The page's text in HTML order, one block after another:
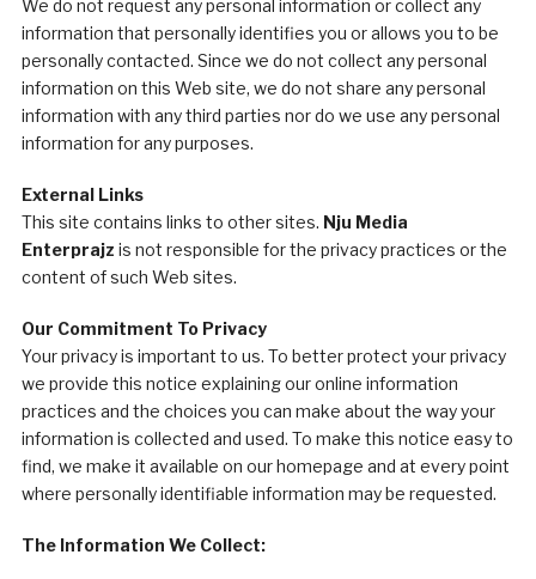
We do not request any personal information or collect any
information that personally identifies you or allows you to be
personally contacted. Since we do not collect any personal
information on this Web site, we do not share any personal
information with any third parties nor do we use any personal
information for any purposes.
External Links
This site contains links to other sites. Nju Media
Enterprajz is not responsible for the privacy practices or the
content of such Web sites.
Our Commitment To Privacy
Your privacy is important to us. To better protect your privacy
we provide this notice explaining our online information
practices and the choices you can make about the way your
information is collected and used. To make this notice easy to
find, we make it available on our homepage and at every point
where personally identifiable information may be requested.
The Information We Collect: